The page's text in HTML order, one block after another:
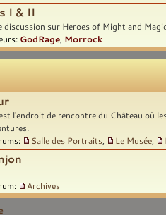
I & II
discussion sur Heroes of Might and
GodRage Morrock
l'endroit de rencontre du Château où
Salle des Portraits Le Musée
Archives